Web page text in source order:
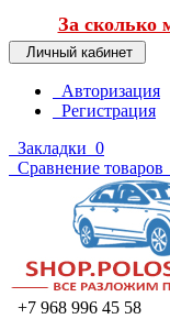
За сколько
Личный кабинет
Авторизация
Регистрация
Закладки 0
Сравнение товаров
+7 968 996 45 58